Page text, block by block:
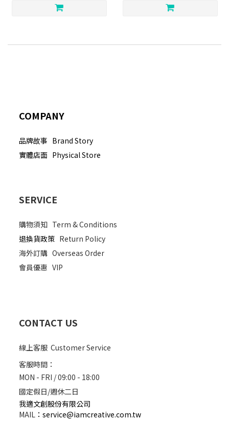
COMPANY
品牌故事 Brand Story
實體店面 Physical Store
SERVICE
購物須知 Term & Conditions
退換貨政策 Return Policy
海外訂購 Overseas Order
會員優惠 VIP
CONTACT US
線上客服 Customer Service
客服時間：
MON - FRI / 09:00 - 18:00
國定假日/週休二日
我適文創股份有限公司
MAIL ： service@iamcreative.com.tw